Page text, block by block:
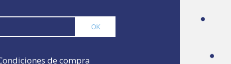
de compra